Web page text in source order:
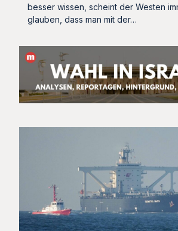
besser wissen, scheint der Westen
glauben, dass man mit der…